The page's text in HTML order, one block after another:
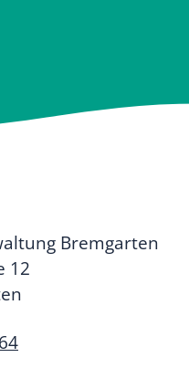
Bremgarten
12